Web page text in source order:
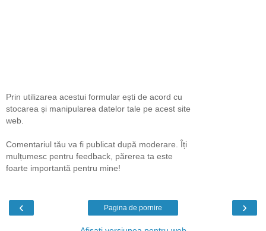
Prin utilizarea acestui formular ești de acord cu
stocarea și manipularea datelor tale pe acest site
web.
Comentariul tău va fi publicat după moderare. Îți
mulțumesc pentru feedback, părerea ta este
foarte importantă pentru mine!
‹ ›
Pagina de pornire